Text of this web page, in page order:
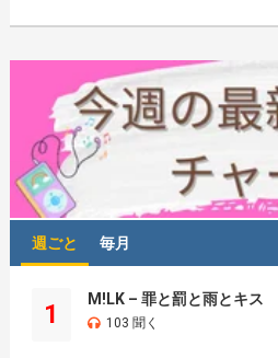
週ごと 毎月
1
M!LK – 罪と罰と雨とキス
103 聞く